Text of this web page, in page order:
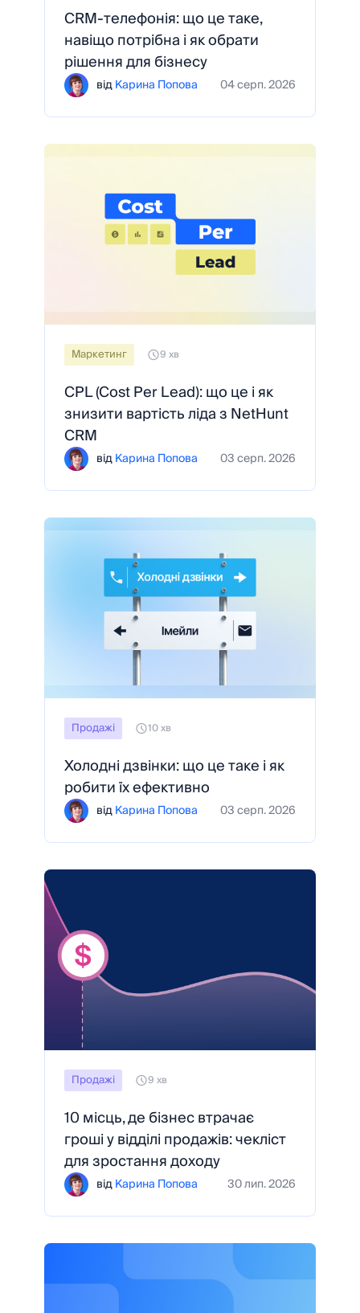
CRM-телефонія: що це таке,
навіщо потрібна і як обрати
рішення для бізнесу
відКарина Попова 04 серп. 2026
Maркетинг 9 хв
CPL (Cost Per Lead): що це і як
знизити вартість ліда з NetHunt
CRM
відКарина Попова 03 серп. 2026
Продажі 10 хв
Холодні дзвінки: що це таке і як
робити їх ефективно
відКарина Попова 03 серп. 2026
Продажі 9 хв
10 місць, де бізнес втрачає
гроші у відділі продажів: чекліст
для зростання доходу
відКарина Попова 30 лип. 2026